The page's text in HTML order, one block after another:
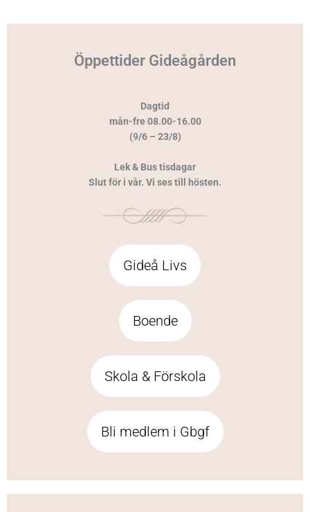
Öppettider Gideågården
Dagtid
mån-fre 08.00-16.00
(9/6 – 23/8)
Lek & Bus tisdagar
Slut för i vår. Vi ses till hösten.
Gideå Livs
Boende
Skola & Förskola
Bli medlem i Gbgf